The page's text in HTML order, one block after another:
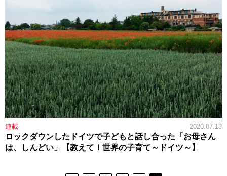
連載 2020.07.13
ロックダウンしたドイツで子どもと話し合った「お母さん
は、しんどい」【教えて！世界の子育て～ドイツ～】